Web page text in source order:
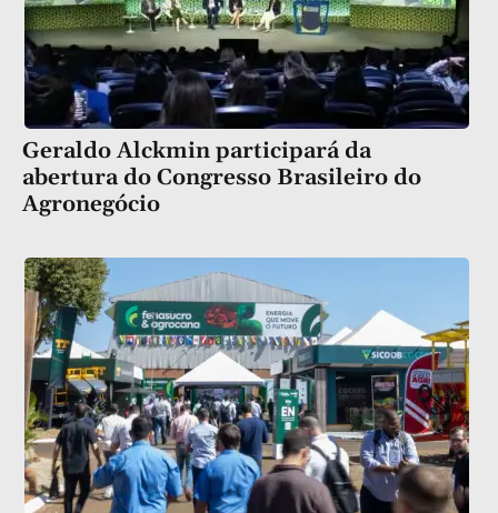
Geraldo Alckmin participará da
abertura do Congresso Brasileiro do
Agronegócio